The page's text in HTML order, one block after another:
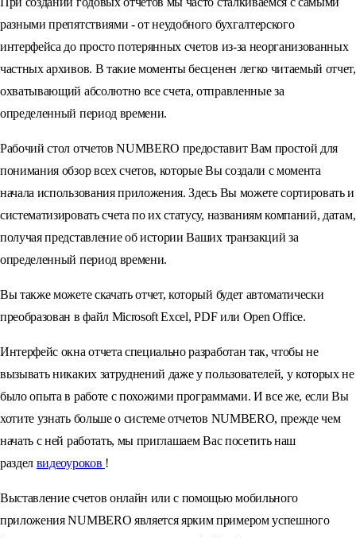
разными препятствиями - от неудобного бухгалтерского
интерфейса до просто потерянных счетов из-за неорганизованных
частных архивов. В такие моменты бесценен легко читаемый отчет,
охватывающий абсолютно все счета, отправленные за
определенный период времени.
Рабочий стол отчетов NUMBERO предоставит Вам простой для
понимания обзор всех счетов, которые Вы создали с момента
начала использования приложения. Здесь Вы можете сортировать и
систематизировать счета по их статусу, названиям компаний, датам,
получая представление об истории Ваших транзакций за
определенный период времени.
Вы также можете скачать отчет, который будет автоматически
преобразован в файл Microsoft Excel, PDF или Open Office.
Интерфейс окна отчета специально разработан так, чтобы не
вызывать никаких затруднений даже у пользователей, у которых не
было опыта в работе с похожими программами. И все же, если Вы
хотите узнать больше о системе отчетов NUMBERO, прежде чем
начать с ней работать, мы приглашаем Вас посетить наш
раздел видеоуроков !
Выставление счетов онлайн или с помощью мобильного
приложения NUMBERO является ярким примером успешного